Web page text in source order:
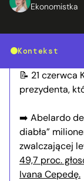
Ekonomistka
Kontekst
📝 21 czerwca
prezydenta,
➡️ Abelardo de
diabła”
zwalczającej
49,7 proc.
Ivana Cepedę.